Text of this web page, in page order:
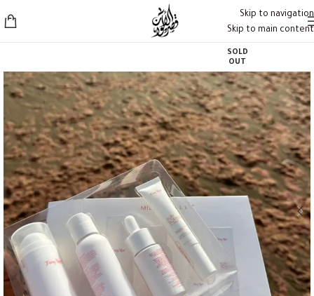
Skip to navigation
Skip to main content
SOLD
OUT